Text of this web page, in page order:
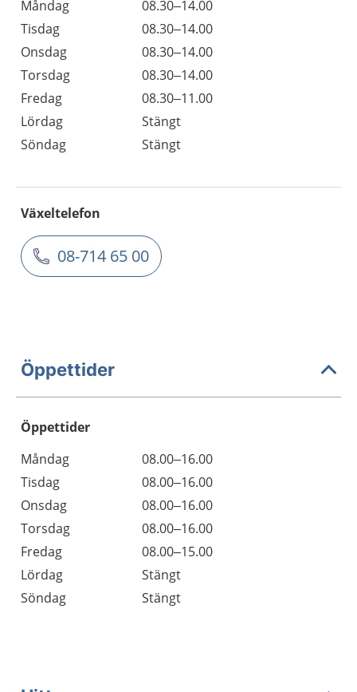
Måndag
08.30–14.00
Tisdag
08.30–14.00
Onsdag
08.30–14.00
Torsdag
08.30–14.00
Fredag
08.30–11.00
Lördag
Stängt
Söndag
Stängt
Växeltelefon
08-714 65 00
Öppettider
Öppettider
Dag
Öppettider
Kommentarer
Måndag
08.00–16.00
Tisdag
08.00–16.00
Onsdag
08.00–16.00
Torsdag
08.00–16.00
Fredag
08.00–15.00
Lördag
Stängt
Söndag
Stängt